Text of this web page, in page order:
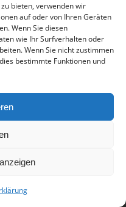
bieten, verwenden wir
auf oder von Ihren Geräten
Wenn Sie diesen
wie Ihr Surfverhalten oder
Wenn Sie nicht zustimmen
bestimmte Funktionen und